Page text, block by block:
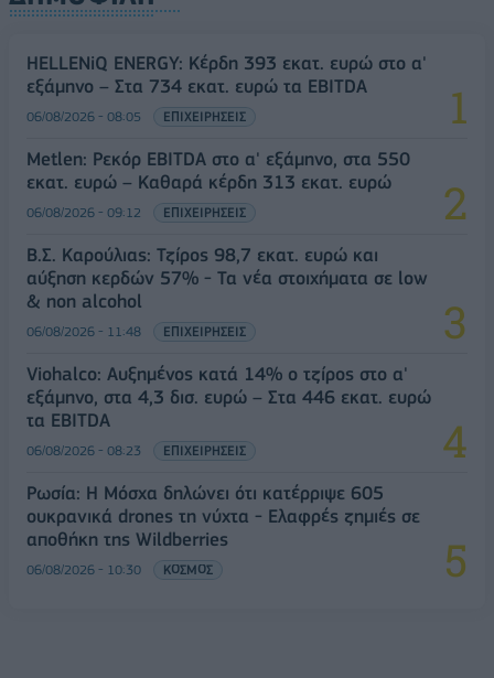
HELLENiQ ENERGY: Κέρδη 393 εκατ. ευρώ στο α'
εξάμηνο – Στα 734 εκατ. ευρώ τα EBITDA
06/08/2026 - 08:05 ΕΠΙΧΕΙΡΗΣΕΙΣ
Metlen: Ρεκόρ EBITDA στο α' εξάμηνο, στα 550
εκατ. ευρώ – Καθαρά κέρδη 313 εκατ. ευρώ
06/08/2026 - 09:12 ΕΠΙΧΕΙΡΗΣΕΙΣ
Β.Σ. Καρούλιας: Τζίρος 98,7 εκατ. ευρώ και
αύξηση κερδών 57% - Τα νέα στοιχήματα σε low
& non alcohol
06/08/2026 - 11:48 ΕΠΙΧΕΙΡΗΣΕΙΣ
Viohalco: Αυξημένος κατά 14% ο τζίρος στο α'
εξάμηνο, στα 4,3 δισ. ευρώ – Στα 446 εκατ. ευρώ
τα EBITDA
06/08/2026 - 08:23 ΕΠΙΧΕΙΡΗΣΕΙΣ
Ρωσία: Η Μόσχα δηλώνει ότι κατέρριψε 605
ουκρανικά drones τη νύχτα - Ελαφρές ζημιές σε
αποθήκη της Wildberries
06/08/2026 - 10:30 ΚΟΣΜΟΣ